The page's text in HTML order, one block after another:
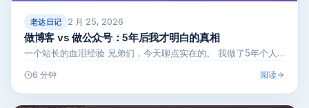
老达日记 2 月 25, 2026
做博客 vs 做公众号：5年后我才明白的真相
一个站长的血泪经验 兄弟们，今天聊点实在的。 我做了5年个人…
6 分钟 阅读